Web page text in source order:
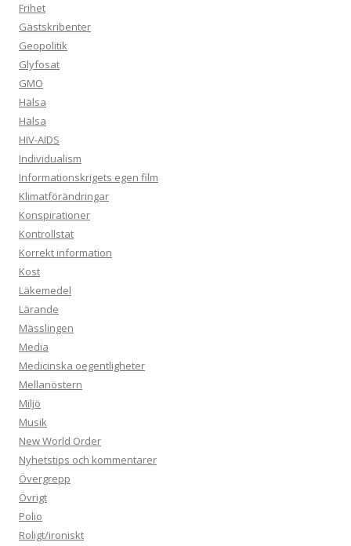
Frihet
Gästskribenter
Geopolitik
Glyfosat
GMO
Hälsa
Hälsa
HIV-AIDS
Individualism
Informationskrigets egen film
Klimatförändringar
Konspirationer
Kontrollstat
Korrekt information
Kost
Läkemedel
Lärande
Mässlingen
Media
Medicinska oegentligheter
Mellanöstern
Miljö
Musik
New World Order
Nyhetstips och kommentarer
Övergrepp
Övrigt
Polio
Roligt/ironiskt